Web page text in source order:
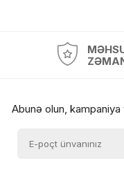
Abunə olun, kampaniya